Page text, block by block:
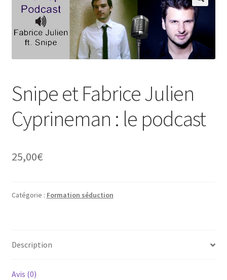
Snipe et Fabrice Julien
Cyprineman : le podcast
25,00€
Catégorie : Formation séduction
Description
Avis (0)